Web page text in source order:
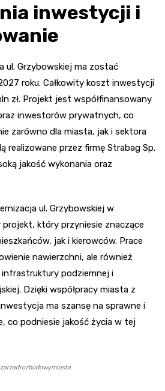
inwestycji i
ul. Grzybowskiej ma zostać
roku. Całkowity koszt inwestycji
zł. Projekt jest współfinansowany
inwestorów prywatnych, co
zarówno dla miasta, jak i sektora
realizowane przez firmę Strabag Sp.
jakość wykonania oraz
ul. Grzybowskiej w
który przyniesie znaczące
jak i kierowców. Prace
nawierzchni, ale również
podziemnej i
Dzięki współpracy miasta z
ma szansę na sprawne i
co podniesie jakość życia w tej